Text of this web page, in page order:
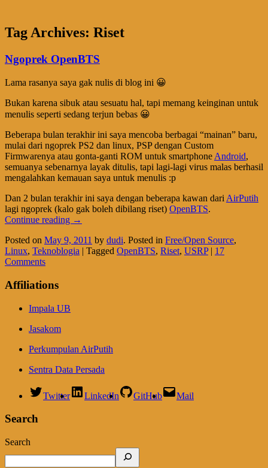
Tag Archives: Riset
Ngoprek OpenBTS
Lama rasanya saya gak nulis di blog ini 😀
Bukan karena sibuk atau sesuatu hal, tapi memang keinginan untuk
menulis seperti sedang terjun bebas 😀
Beberapa bulan terakhir ini saya mencoba berbagai “mainan” baru,
mulai dari ngoprek PS2 dan linux, PSP dengan Custom
Firmwarenya atau gonta-ganti ROM untuk smartphone Android,
semuanya sebenarnya layak ditulis, tapi lagi-lagi virus malas berhasil
mengalahkan kemauan saya untuk menulis :p
Dan 2 bulan terakhir ini saya dengan beberapa kawan dari AirPutih
lagi ngoprek (kalo gak boleh dibilang riset) OpenBTS.
Continue reading →
Posted on May 9, 2011 by dudi. Posted in Free/Open Source,
Linux, Teknoblogia | Tagged OpenBTS, Riset, USRP | 17
Comments
Affiliations
Impala UB
Jasakom
Perkumpulan AirPutih
Sentra Data Persada
Twitter LinkedIn GitHub Mail
Search
Search